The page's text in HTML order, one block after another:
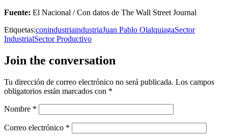
Fuente: El Nacional / Con datos de The Wall Street Journal
Etiquetas:conindustriaindustriaJuan Pablo OlalquiagaSector
IndustrialSector Productivo
Join the conversation
Tu dirección de correo electrónico no será publicada. Los campos
obligatorios están marcados con *
Nombre *
Correo electrónico *